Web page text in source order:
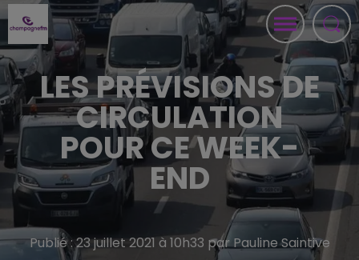
LES PRÉVISIONS DE
CIRCULATION
POUR CE WEEK-
END
Publié : 23 juillet 2021 à 10h33 par Pauline Saintive